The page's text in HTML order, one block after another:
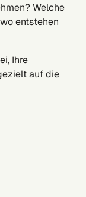
Welche
entstehen
Ihre
auf die